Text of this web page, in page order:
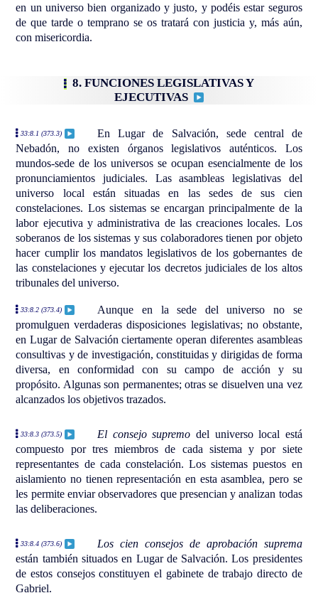
en un universo bien organizado y justo, y podéis estar seguros
de que tarde o temprano se os tratará con justicia y, más aún,
con misericordia.
8. FUNCIONES LEGISLATIVAS Y
EJECUTIVAS
33:8.1 (373.3)
En Lugar de Salvación, sede central de
Nebadón, no existen órganos legislativos auténticos. Los
mundos-sede de los universos se ocupan esencialmente de los
pronunciamientos judiciales. Las asambleas legislativas del
universo local están situadas en las sedes de sus cien
constelaciones. Los sistemas se encargan principalmente de la
labor ejecutiva y administrativa de las creaciones locales. Los
soberanos de los sistemas y sus colaboradores tienen por objeto
hacer cumplir los mandatos legislativos de los gobernantes de
las constelaciones y ejecutar los decretos judiciales de los altos
tribunales del universo.
33:8.2 (373.4)
Aunque en la sede del universo no se
promulguen verdaderas disposiciones legislativas; no obstante,
en Lugar de Salvación ciertamente operan diferentes asambleas
consultivas y de investigación, constituidas y dirigidas de forma
diversa, en conformidad con su campo de acción y su
propósito. Algunas son permanentes; otras se disuelven una vez
alcanzados los objetivos trazados.
33:8.3 (373.5) El consejo supremo del universo local está
compuesto por tres miembros de cada sistema y por siete
representantes de cada constelación. Los sistemas puestos en
aislamiento no tienen representación en esta asamblea, pero se
les permite enviar observadores que presencian y analizan todas
las deliberaciones.
33:8.4 (373.6)
Los cien consejos de aprobación suprema
están también situados en Lugar de Salvación. Los presidentes
de estos consejos constituyen el gabinete de trabajo directo de
Gabriel.